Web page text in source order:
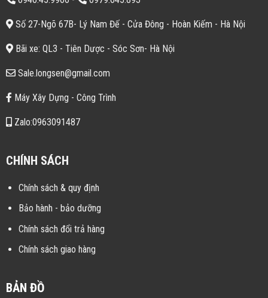
Số 27-Ngõ 67B- Lý Nam Đế - Cửa Đông - Hoàn Kiếm - Hà Nội
Bãi xe: QL3 - Tiên Dược - Sóc Sơn- Hà Nội
Sale.longsen@gmail.com
Máy Xây Dựng - Công Trình
Zalo:0963091487
CHÍNH SÁCH
Chính sách & quy định
Bảo hành - bảo dưỡng
Chính sách đổi trả hàng
Chính sách giao hàng
BẢN ĐỒ